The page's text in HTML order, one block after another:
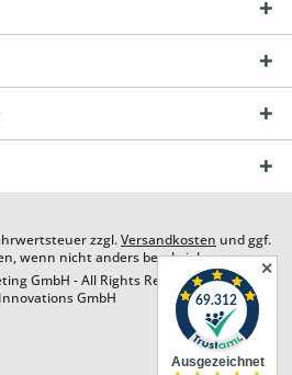
zzgl.Versandkosten und ggf.
wenn nicht anders beschrieben
GmbH - All Rights Reserved. Design by
GmbH
✕